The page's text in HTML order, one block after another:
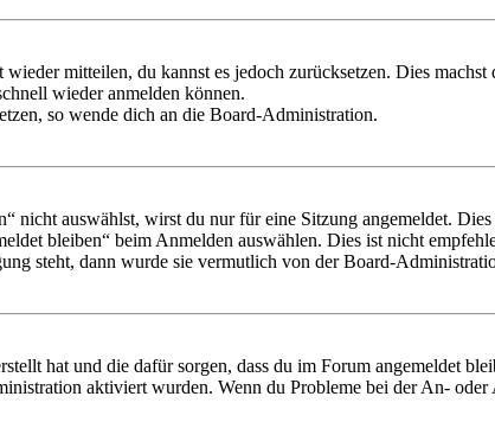
mitteilen, du kannst es jedoch zurücksetzen. Dies
wieder anmelden können.
so wende dich an die Board-Administration.
nicht auswählst, wirst du nur für eine Sitzung angemeldet.
bleiben“ beim Anmelden auswählen. Dies ist nicht
steht, dann wurde sie vermutlich von der Board-
hat und die dafür sorgen, dass du im Forum angemeldet
aktiviert wurden. Wenn du Probleme bei der An-